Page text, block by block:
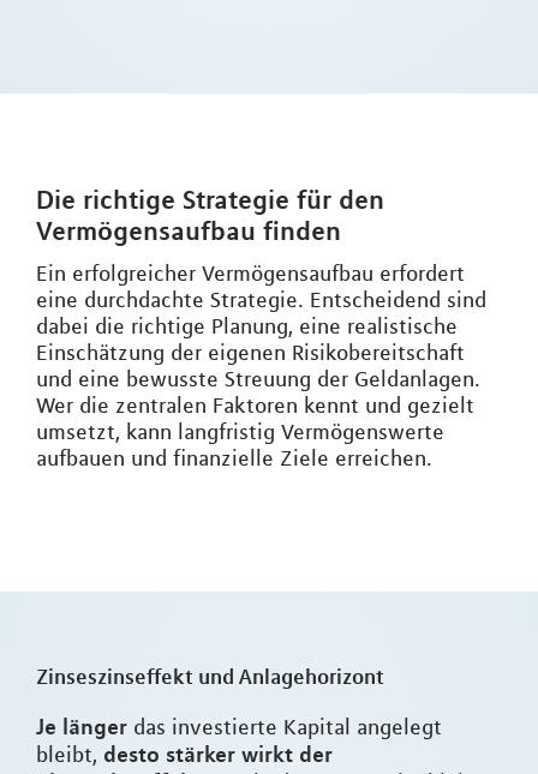
Die richtige Strategie für den
Vermögensaufbau finden
Ein erfolgreicher Vermögensaufbau erfordert
eine durchdachte Strategie. Entscheidend sind
dabei die richtige Planung, eine realistische
Einschätzung der eigenen Risikobereitschaft
und eine bewusste Streuung der Geldanlagen.
Wer die zentralen Faktoren kennt und gezielt
umsetzt, kann langfristig Vermögenswerte
aufbauen und finanzielle Ziele erreichen.
Zinseszinseffekt und Anlagehorizont
Je länger das investierte Kapital angelegt
bleibt, desto stärker wirkt der